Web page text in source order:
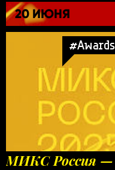
20 ИЮНЯ
#Awards
МИКС Россия —